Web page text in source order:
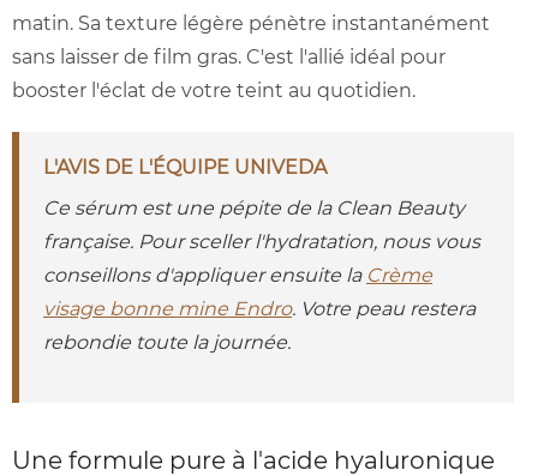
matin. Sa texture légère pénètre instantanément
sans laisser de film gras. C'est l'allié idéal pour
booster l'éclat de votre teint au quotidien.
L'AVIS DE L'ÉQUIPE UNIVEDA
Ce sérum est une pépite de la Clean Beauty
française. Pour sceller l'hydratation, nous vous
conseillons d'appliquer ensuite la Crème
visage bonne mine Endro. Votre peau restera
rebondie toute la journée.
Une formule pure à l'acide hyaluronique